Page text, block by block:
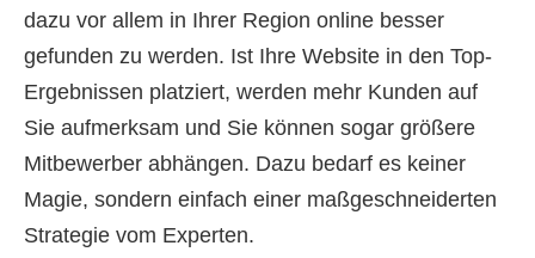
dazu vor allem in Ihrer Region online besser
gefunden zu werden. Ist Ihre Website in den Top-
Ergebnissen platziert, werden mehr Kunden auf
Sie aufmerksam und Sie können sogar größere
Mitbewerber abhängen. Dazu bedarf es keiner
Magie, sondern einfach einer maßgeschneiderten
Strategie vom Experten.